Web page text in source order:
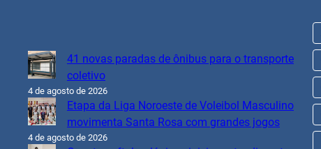
41 novas paradas de ônibus para o transporte
coletivo
4 de agosto de 2026
Etapa da Liga Noroeste de Voleibol Masculino
movimenta Santa Rosa com grandes jogos
4 de agosto de 2026